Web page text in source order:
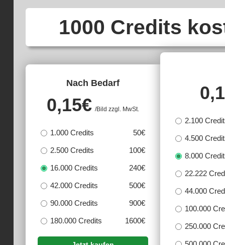
1000 Credits
Nach Bedarf
0,15€ /Bild zzgl. MwSt.
1.000 Credits 50€
2.500 Credits 100€
16.000 Credits 240€
42.000 Credits 500€
90.000 Credits 900€
180.000 Credits 1600€
2.100
4.500
8.000
22.222
44.000
100.000
250.000